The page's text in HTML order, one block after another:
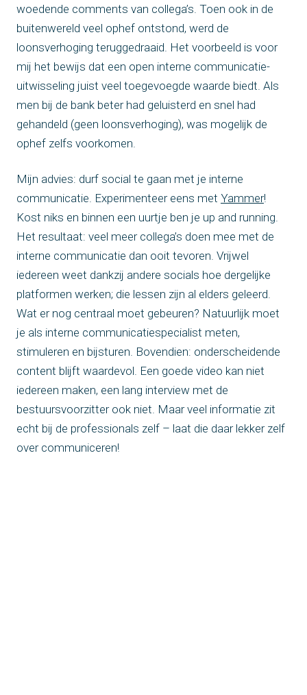
woedende comments van collega’s. Toen ook in de
buitenwereld veel ophef ontstond, werd de
loonsverhoging teruggedraaid. Het voorbeeld is voor
mij het bewijs dat een open interne communicatie-
uitwisseling juist veel toegevoegde waarde biedt. Als
men bij de bank beter had geluisterd en snel had
gehandeld (geen loonsverhoging), was mogelijk de
ophef zelfs voorkomen.
Mijn advies: durf social te gaan met je interne
communicatie. Experimenteer eens met Yammer!
Kost niks en binnen een uurtje ben je up and running.
Het resultaat: veel meer collega’s doen mee met de
interne communicatie dan ooit tevoren. Vrijwel
iedereen weet dankzij andere socials hoe dergelijke
platformen werken; die lessen zijn al elders geleerd.
Wat er nog centraal moet gebeuren? Natuurlijk moet
je als interne communicatiespecialist meten,
stimuleren en bijsturen. Bovendien: onderscheidende
content blijft waardevol. Een goede video kan niet
iedereen maken, een lang interview met de
bestuursvoorzitter ook niet. Maar veel informatie zit
echt bij de professionals zelf – laat die daar lekker zelf
over communiceren!